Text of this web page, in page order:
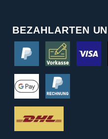
BEZAHLARTEN